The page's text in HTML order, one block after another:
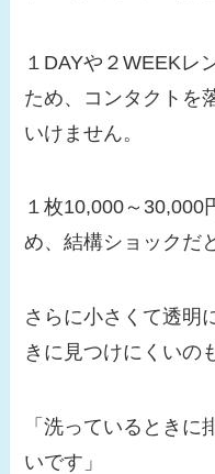
１DAYや２WEEKレ
ため、コンタクトを
いけません。
１枚10,000～30,000
め、結構ショックだ
さらに小さくて透明
きに見つけにくいの
「洗っているとき
いです」